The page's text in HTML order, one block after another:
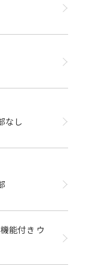
なし
能付き ウ